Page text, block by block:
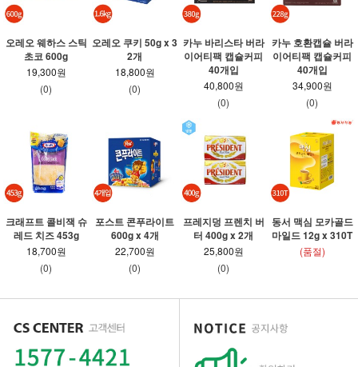
오레오 웨하스 스틱
초코 600g
19,300원
(0)
오레오 쿠키 50g x 3
2개
18,800원
(0)
카누 바리스타 버라
이어티팩 캡슐커피
40개입
40,800원
(0)
카누 호환캡슐 버라
이어티팩 캡슐커피
40개입
34,900원
(0)
크래프트 콜비잭 슈
레드 치즈 453g
18,700원
(0)
포스트 콘푸라이트
600g x 4개
22,700원
(0)
프레지덩 프렌치 버
터 400g x 2개
25,800원
(0)
동서 맥심 모카골드
마일드 12g x 310T
(품절)